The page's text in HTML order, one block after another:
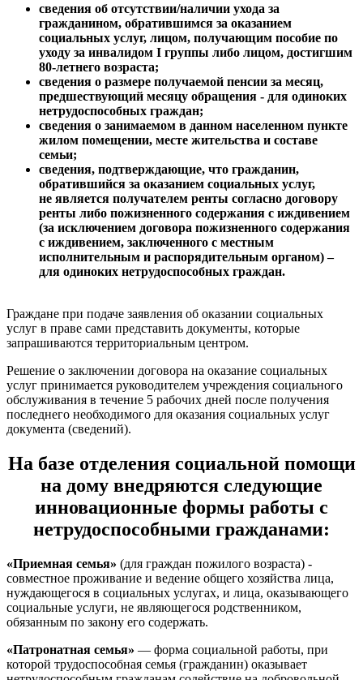
сведения об отсутствии/наличии ухода за
гражданином, обратившимся за оказанием
социальных услуг, лицом, получающим пособие по
уходу за инвалидом I группы либо лицом, достигшим
80-летнего возраста;
сведения о размере получаемой пенсии за месяц,
предшествующий месяцу обращения - для одиноких
нетрудоспособных граждан;
сведения о занимаемом в данном населенном пункте
жилом помещении, месте жительства и составе
семьи;
сведения, подтверждающие, что гражданин,
обратившийся за оказанием социальных услуг,
не является получателем ренты согласно договору
ренты либо пожизненного содержания с иждивением
(за исключением договора пожизненного содержания
с иждивением, заключенного с местным
исполнительным и распорядительным органом) –
для одиноких нетрудоспособных граждан.
Граждане при подаче заявления об оказании социальных
услуг в праве сами представить документы, которые
запрашиваются территориальным центром.
Решение о заключении договора на оказание социальных
услуг принимается руководителем учреждения социального
обслуживания в течение 5 рабочих дней после получения
последнего необходимого для оказания социальных услуг
документа (сведений).
На базе отделения социальной помощи
на дому внедряются следующие
инновационные формы работы с
нетрудоспособными гражданами:
«Приемная семья» (для граждан пожилого возраста) -
совместное проживание и ведение общего хозяйства лица,
нуждающегося в социальных услугах, и лица, оказывающего
социальные услуги, не являющегося родственником,
обязанным по закону его содержать.
«Патронатная семья» — форма социальной работы, при
которой трудоспособная семья (гражданин) оказывает